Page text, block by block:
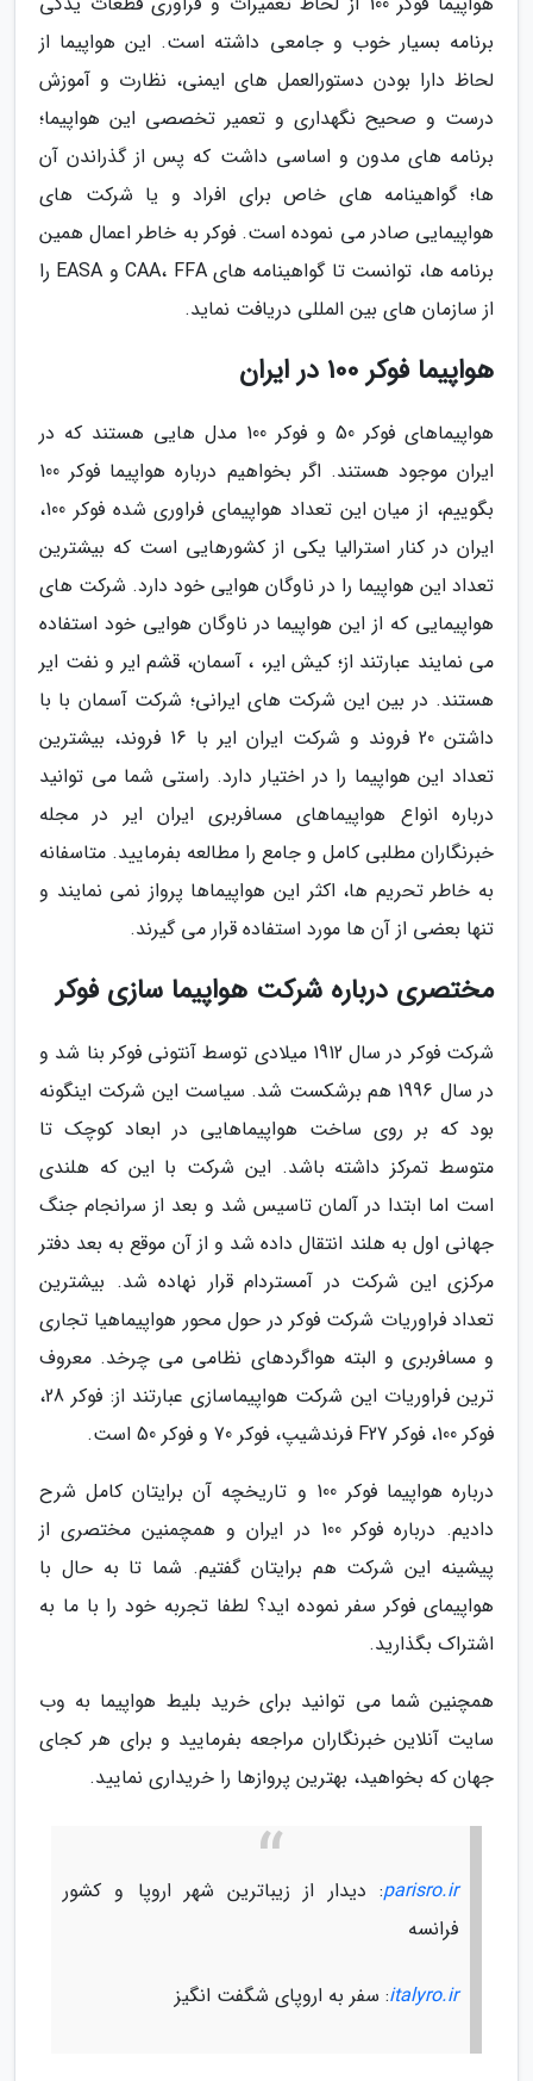
برنامه بسیار خوب و جامعی داشته است. این هواپیما از
لحاظ دارا بودن دستورالعمل های ایمنی، نظارت و آموزش
درست و صحیح نگهداری و تعمیر تخصصی این هواپیما؛
برنامه های مدون و اساسی داشت که پس از گذراندن آن
ها؛ گواهینامه های خاص برای افراد و یا شرکت های
هواپیمایی صادر می نموده است. فوکر به خاطر اعمال همین
برنامه ها، توانست تا گواهینامه های CAA، FFA و EASA را
از سازمان های بین المللی دریافت نماید.
هواپیما فوکر 100 در ایران
هواپیماهای فوکر 50 و فوکر 100 مدل هایی هستند که در
ایران موجود هستند. اگر بخواهیم درباره هواپیما فوکر 100
بگوییم، از میان این تعداد هواپیمای فراوری شده فوکر 100،
ایران در کنار استرالیا یکی از کشورهایی است که بیشترین
تعداد این هواپیما را در ناوگان هوایی خود دارد. شرکت های
هواپیمایی که از این هواپیما در ناوگان هوایی خود استفاده
می نمایند عبارتند از؛ کیش ایر، ، آسمان، قشم ایر و نفت ایر
هستند. در بین این شرکت های ایرانی؛ شرکت آسمان با با
داشتن 20 فروند و شرکت ایران ایر با 16 فروند، بیشترین
تعداد این هواپیما را در اختیار دارد. راستی شما می توانید
درباره انواع هواپیماهای مسافربری ایران ایر در مجله
خبرنگاران مطلبی کامل و جامع را مطالعه بفرمایید. متاسفانه
به خاطر تحریم ها، اکثر این هواپیماها پرواز نمی نمایند و
تنها بعضی از آن ها مورد استفاده قرار می گیرند.
مختصری درباره شرکت هواپیما سازی فوکر
شرکت فوکر در سال 1912 میلادی توسط آنتونی فوکر بنا شد و
در سال 1996 هم برشکست شد. سیاست این شرکت اینگونه
بود که بر روی ساخت هواپیماهایی در ابعاد کوچک تا
متوسط تمرکز داشته باشد. این شرکت با این که هلندی
است اما ابتدا در آلمان تاسیس شد و بعد از سرانجام جنگ
جهانی اول به هلند انتقال داده شد و از آن موقع به بعد دفتر
مرکزی این شرکت در آمستردام قرار نهاده شد. بیشترین
تعداد فراوریات شرکت فوکر در حول محور هواپیماهیا تجاری
و مسافربری و البته هواگردهای نظامی می چرخد. معروف
ترین فراوریات این شرکت هواپیماسازی عبارتند از: فوکر 28،
فوکر 100، فوکر F27 فرندشیپ، فوکر 70 و فوکر 50 است.
درباره هواپیما فوکر 100 و تاریخچه آن برایتان کامل شرح
دادیم. درباره فوکر 100 در ایران و همچمنین مختصری از
پیشینه این شرکت هم برایتان گفتیم. شما تا به حال با
هواپیمای فوکر سفر نموده اید؟ لطفا تجربه خود را با ما به
اشتراک بگذارید.
همچنین شما می توانید برای خرید بلیط هواپیما به وب
سایت آنلاین خبرنگاران مراجعه بفرمایید و برای هر کجای
جهان که بخواهید، بهترین پروازها را خریداری نمایید.
parisro.ir: دیدار از زیباترین شهر اروپا و کشور
فرانسه
italyro.ir: سفر به اروپای شگفت انگیز